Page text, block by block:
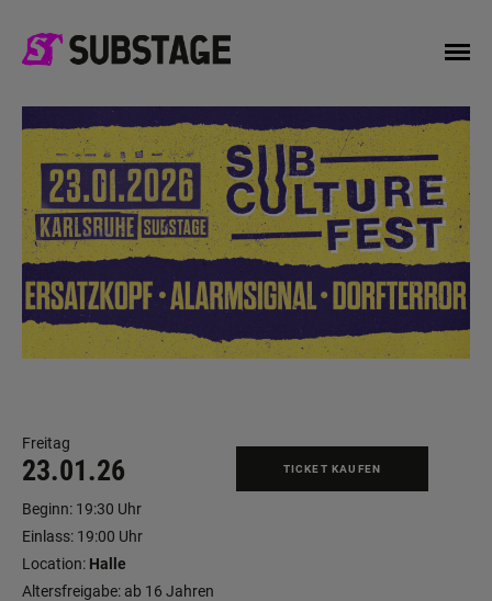
Freitag
23.01.26
Beginn: 19:30 Uhr
Einlass: 19:00 Uhr
Location: Halle
Altersfreigabe: ab 16 Jahren
TICKET KAUFEN